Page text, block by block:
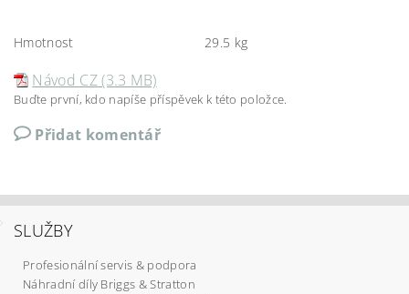
Hmotnost 29.5 kg
Návod CZ (3.3 MB)
Buďte první, kdo napíše příspěvek k této položce.
Přidat komentář
SLUŽBY
Profesionální servis & podpora
Náhradní díly Briggs & Stratton